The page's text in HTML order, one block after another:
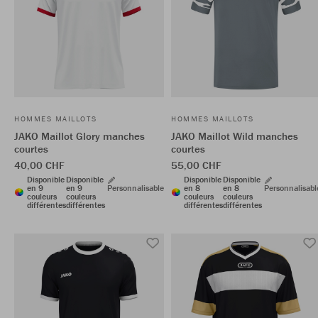
HOMMES MAILLOTS
JAKO Maillot Glory manches
courtes
40,00 CHF
Disponible
en 9
couleurs
différentes
Disponible
en 9
couleurs
différentes
Personnalisable
HOMMES MAILLOTS
JAKO Maillot Wild manches
courtes
55,00 CHF
Disponible
en 8
couleurs
différentes
Disponible
en 8
couleurs
différentes